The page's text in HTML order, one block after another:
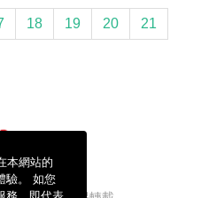
本網站的
驗。 如您
18 19 20 21